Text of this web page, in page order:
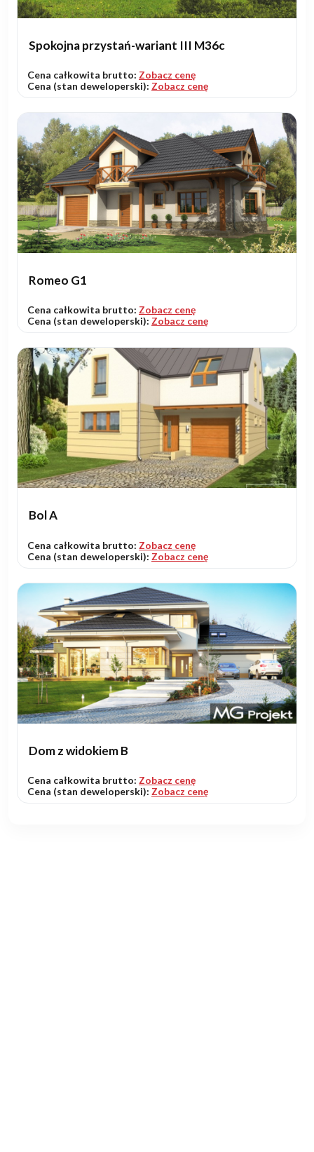
Spokojna przystań-wariant III M36c
Cena całkowita brutto: Zobacz cenę
Cena (stan deweloperski): Zobacz cenę
Romeo G1
Cena całkowita brutto: Zobacz cenę
Cena (stan deweloperski): Zobacz cenę
Bol A
Cena całkowita brutto: Zobacz cenę
Cena (stan deweloperski): Zobacz cenę
Dom z widokiem B
Cena całkowita brutto: Zobacz cenę
Cena (stan deweloperski): Zobacz cenę